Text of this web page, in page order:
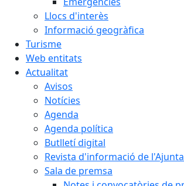
Llocs d'interès
Informació geogràfica
Turisme
Web entitats
Actualitat
Avisos
Notícies
Agenda
Agenda política
Butlletí digital
Revista d'informació de
Sala de premsa